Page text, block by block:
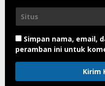
Simpan nama, email,
peramban ini untuk